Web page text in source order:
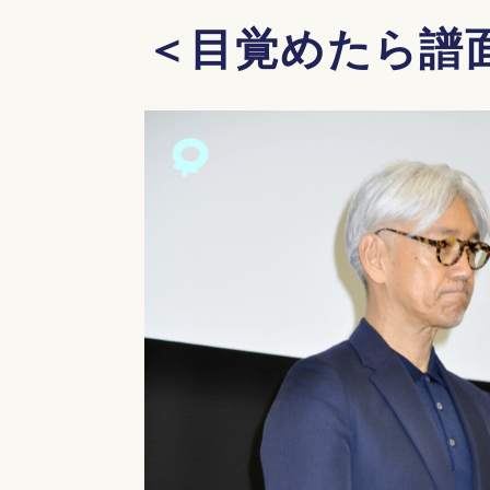
＜目覚めたら譜